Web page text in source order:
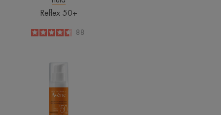
Reflex 50+
4.6
/
5
88
Anti-
aging